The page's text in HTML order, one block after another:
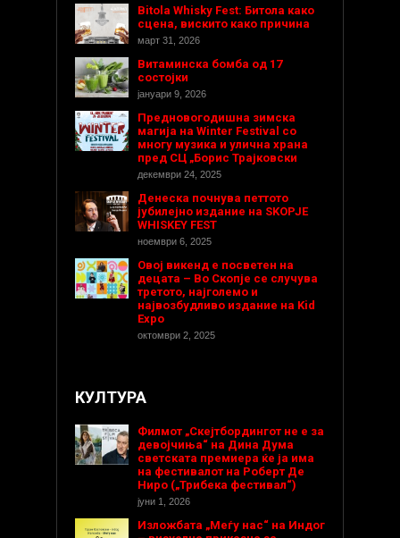
Bitola Whisky Fest: Битола како
сцена, вискито како причина
март 31, 2026
Витаминска бомба од 17
состојки
јануари 9, 2026
Предновогодишнa зимска
магија на Winter Festival со
многу музика и улична храна
пред СЦ „Борис Трајковски
декември 24, 2025
Денеска почнува петтото
јубилејно издание на SKOPJE
WHISKEY FEST
ноември 6, 2025
Овој викенд е посветен на
децата – Во Скопје се случува
третото, најголемо и
највозбудливо издание на Kid
Expo
октомври 2, 2025
КУЛТУРА
Филмот „Скејтбордингот не е за
девојчиња“ на Дина Дума
светската премиера ќе ја има
на фестивалот на Роберт Де
Ниро („Трибека фестивал“)
јуни 1, 2026
Изложбата „Меѓу нас“ на Индог